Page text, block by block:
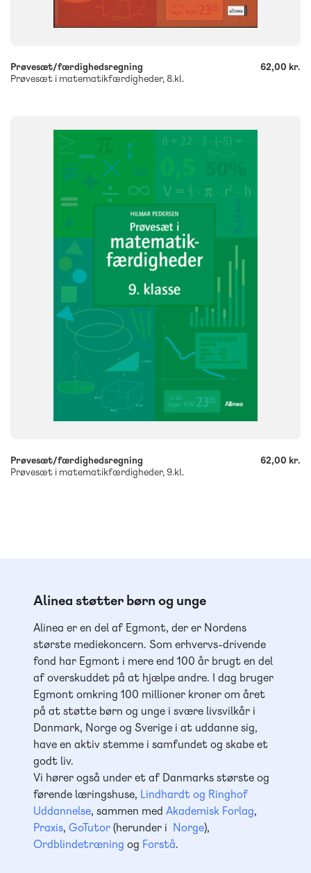
Prøvesæt/færdighedsregning
Prøvesæt i matematikfærdigheder, 8.kl.
62,00 kr.
Matematik
9788723535702
Prøvesæt/færdighedsregning
Prøvesæt i matematikfærdigheder, 9.kl.
62,00 kr.
Alinea støtter børn og unge
Alinea er en del af Egmont, der er Nordens
største mediekoncern. Som erhvervs-drivende
fond har Egmont i mere end 100 år brugt en del
af overskuddet på at hjælpe andre. I dag bruger
Egmont omkring 100 millioner kroner om året
på at støtte børn og unge i svære livsvilkår i
Danmark, Norge og Sverige i at uddanne sig,
have en aktiv stemme i samfundet og skabe et
godt liv.
Vi hører også under et af Danmarks største og
førende læringshuse, Lindhardt og Ringhof
Uddannelse, sammen med Akademisk Forlag,
Praxis, GoTutor(herunder i Norge),
Ordblindetræning og Forstå.